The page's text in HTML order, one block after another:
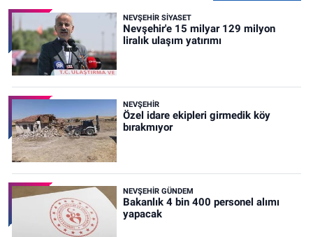
NEVŞEHIR SIYASET
Nevşehir'e 15 milyar 129 milyon
liralık ulaşım yatırımı
NEVŞEHIR
Özel idare ekipleri girmedik köy
bırakmıyor
NEVŞEHIR GÜNDEM
Bakanlık 4 bin 400 personel alımı
yapacak